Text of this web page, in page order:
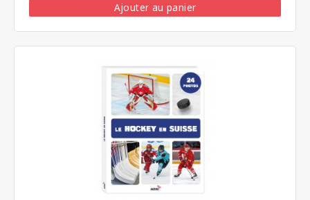
Ajouter au panier